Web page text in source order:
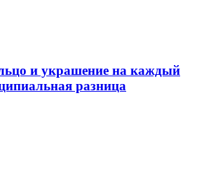
и украшение на каждый
разница